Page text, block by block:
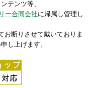
テンツ等、
ー合同会社に帰属し管理し
お断りさせて戴いておりま
し上げます。